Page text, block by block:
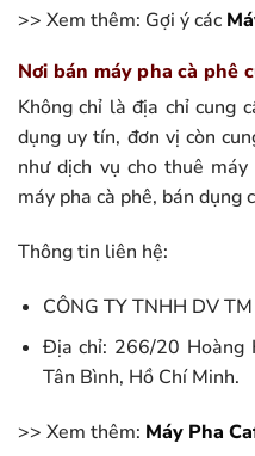
>> Xem thêm: Gợi ý các
Nơi bán máy pha cà phê
Không chỉ là địa chỉ cung
dụng uy tín, đơn vị còn
như dịch vụ cho thuê
máy pha cà phê, bán dụng
Thông tin liên hệ:
CÔNG TY TNHH DV
Địa chỉ: 266/20 Hoàng
Tân Bình, Hồ Chí Minh.
>> Xem thêm: Máy Pha